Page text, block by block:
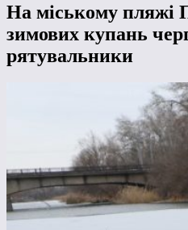
На міському пляжі
зимових купань
рятувальники